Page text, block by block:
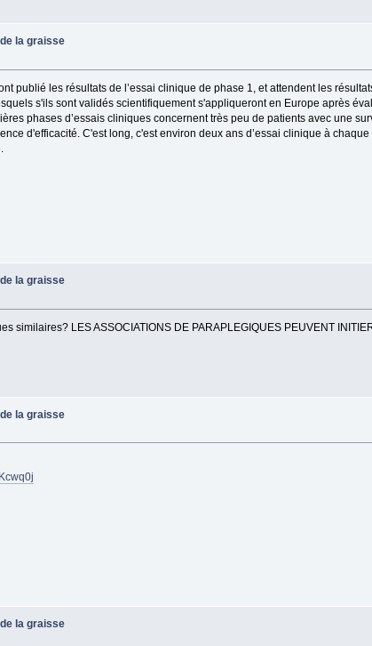
la graisse
publié les résultats de l’essai clinique de phase 1, et attendent les
s'ils sont validés scientifiquement s'appliqueront en Europe après
phases d’essais cliniques concernent très peu de patients avec une
d'efficacité. C'est long, c'est environ deux ans d’essai clinique à
la graisse
similaires? LES ASSOCIATIONS DE PARAPLEGIQUES PEUVENT
la graisse
la graisse